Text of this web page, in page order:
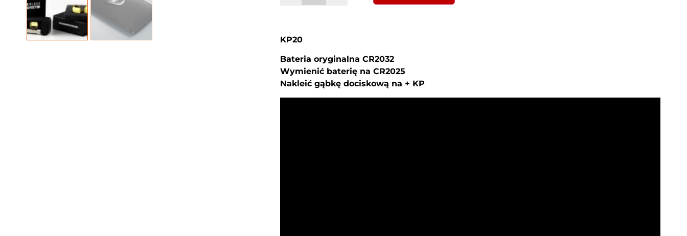
KP20
Bateria oryginalna CR2032
Wymienić baterię na CR2025
Nakleić gąbkę dociskową na + KP